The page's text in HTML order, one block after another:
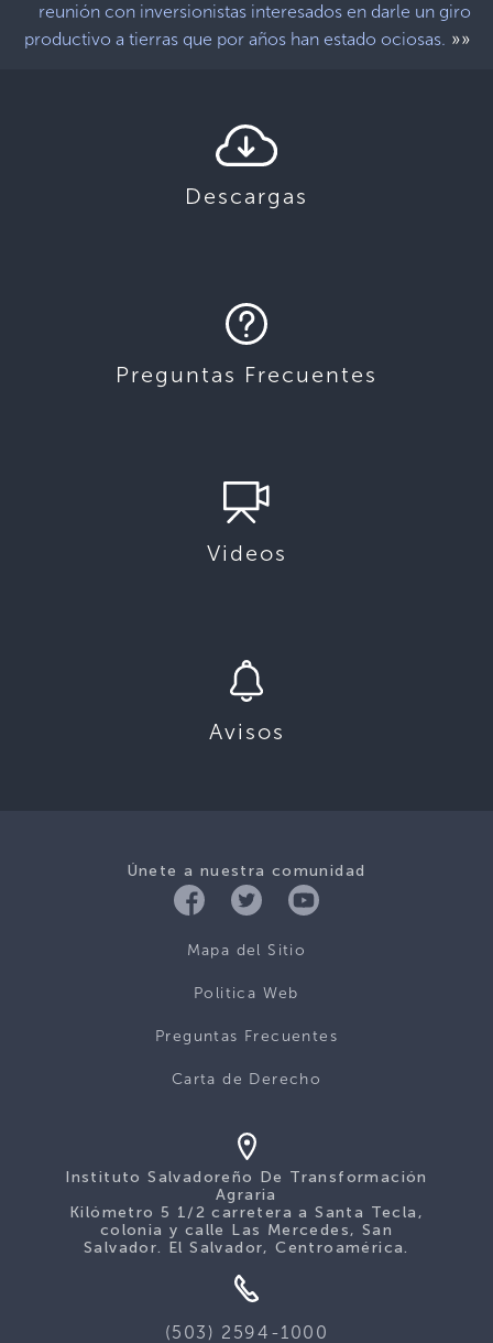
reunión con inversionistas interesados en darle un giro
productivo a tierras que por años han estado ociosas. »»
Descargas
Preguntas Frecuentes
Videos
Avisos
Únete a nuestra comunidad
Mapa del Sitio
Politica Web
Preguntas Frecuentes
Carta de Derecho
Instituto Salvadoreño De Transformación
Agraria
Kilómetro 5 1/2 carretera a Santa Tecla,
colonia y calle Las Mercedes, San
Salvador. El Salvador, Centroamérica.
(503) 2594-1000